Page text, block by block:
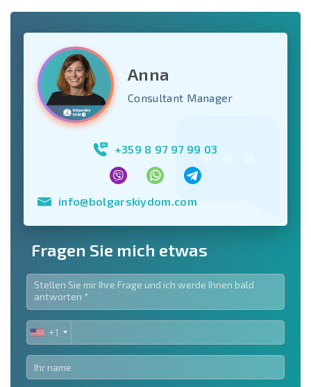
Anna
Consultant Manager
+359 8 97 97 99 03
info@bolgarskiydom.com
Fragen Sie mich etwas
UNITED
STATES
+1
+1